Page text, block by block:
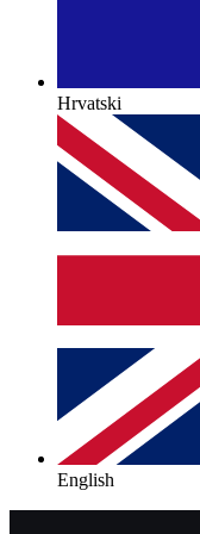
Hrvatski
English